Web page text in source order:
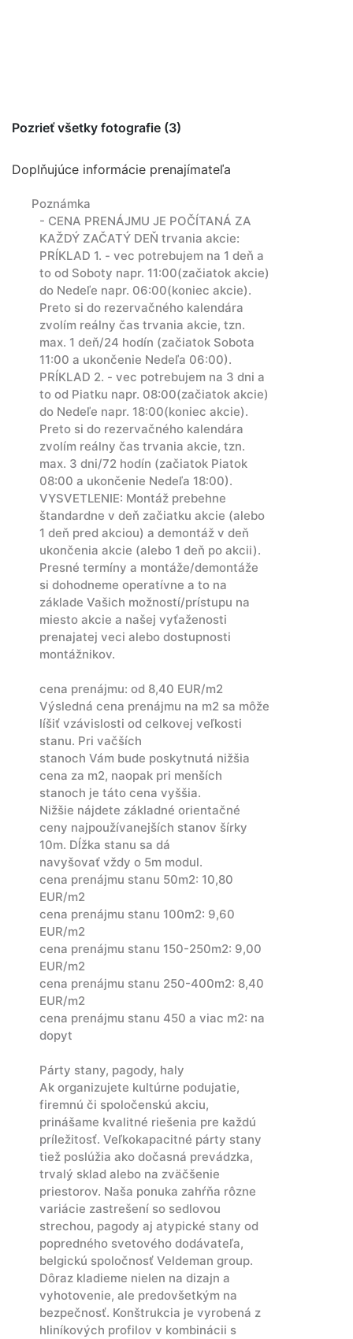
Pozrieť všetky fotografie (3)
Doplňujúce informácie prenajímateľa
Poznámka
- CENA PRENÁJMU JE POČÍTANÁ ZA
KAŽDÝ ZAČATÝ DEŇ trvania akcie:
PRÍKLAD 1. - vec potrebujem na 1 deň a
to od Soboty napr. 11:00(začiatok akcie)
do Nedeľe napr. 06:00(koniec akcie).
Preto si do rezervačného kalendára
zvolím reálny čas trvania akcie, tzn.
max. 1 deň/24 hodín (začiatok Sobota
11:00 a ukončenie Nedeľa 06:00).
PRÍKLAD 2. - vec potrebujem na 3 dni a
to od Piatku napr. 08:00(začiatok akcie)
do Nedeľe napr. 18:00(koniec akcie).
Preto si do rezervačného kalendára
zvolím reálny čas trvania akcie, tzn.
max. 3 dni/72 hodín (začiatok Piatok
08:00 a ukončenie Nedeľa 18:00).
VYSVETLENIE: Montáž prebehne
štandardne v deň začiatku akcie (alebo
1 deň pred akciou) a demontáž v deň
ukončenia akcie (alebo 1 deň po akcii).
Presné termíny a montáže/demontáže
si dohodneme operatívne a to na
základe Vašich možností/prístupu na
miesto akcie a našej vyťaženosti
prenajatej veci alebo dostupnosti
montážnikov.
cena prenájmu: od 8,40 EUR/m2
Výsledná cena prenájmu na m2 sa môže
líšiť vzávislosti od celkovej veľkosti
stanu. Pri vačších
stanoch Vám bude poskytnutá nižšia
cena za m2, naopak pri menších
stanoch je táto cena vyššia.
Nižšie nájdete základné orientačné
ceny najpoužívanejších stanov šírky
10m. Dĺžka stanu sa dá
navyšovať vždy o 5m modul.
cena prenájmu stanu 50m2: 10,80
EUR/m2
cena prenájmu stanu 100m2: 9,60
EUR/m2
cena prenájmu stanu 150-250m2: 9,00
EUR/m2
cena prenájmu stanu 250-400m2: 8,40
EUR/m2
cena prenájmu stanu 450 a viac m2: na
dopyt
Párty stany, pagody, haly
Ak organizujete kultúrne podujatie,
firemnú či spoločenskú akciu,
prinášame kvalitné riešenia pre každú
príležitosť. Veľkokapacitné párty stany
tiež poslúžia ako dočasná prevádzka,
trvalý sklad alebo na zväčšenie
priestorov. Naša ponuka zahŕňa rôzne
variácie zastrešení so sedlovou
strechou, pagody aj atypické stany od
popredného svetového dodávateľa,
belgickú spoločnosť Veldeman group.
Dôraz kladieme nielen na dizajn a
vyhotovenie, ale predovšetkým na
bezpečnosť. Konštrukcia je vyrobená z
hliníkových profilov v kombinácii s